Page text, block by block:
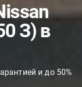
З) в
и до 50%